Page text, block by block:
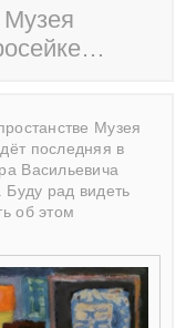
Музея
Музея
последняя в
Васильевича
рад видеть
об этом